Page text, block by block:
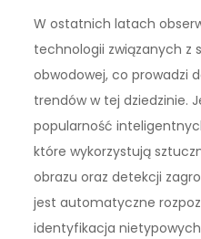
W ostatnich latach
technologii związanych z
obwodowej, co prowadzi
trendów w tej dziedzinie.
popularność
które wykorzystują
obrazu oraz detekcji
jest automatyczne
identyfikacja